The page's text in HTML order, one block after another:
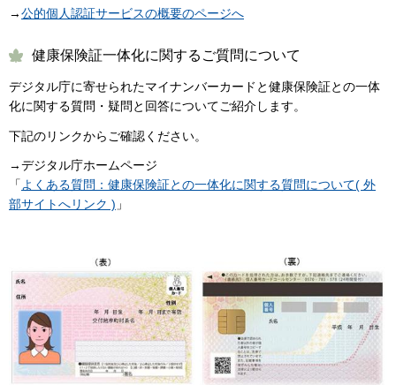
→公的個人認証サービスの概要のページへ
健康保険証一体化に関するご質問について
デジタル庁に寄せられたマイナンバーカードと健康保険証との一体
化に関する質問・疑問と回答についてご紹介します。
下記のリンクからご確認ください。
→デジタル庁ホームページ
「 よくある質問：健康保険証との一体化に関する質問について( 外
部サイトへリンク ) 」